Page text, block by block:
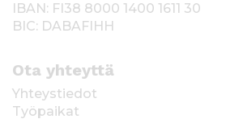
IBAN: FI38 8000 1400 1611 30
BIC: DABAFIHH
Ota yhteyttä
Yhteystiedot
Työpaikat